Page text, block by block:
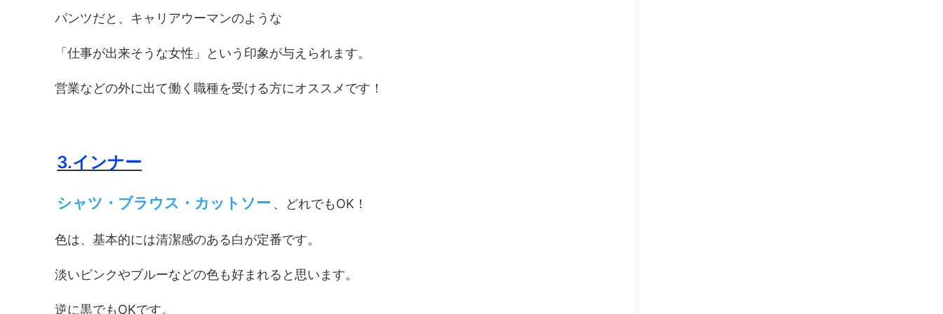
パンツだと、キャリアウーマンのような
「仕事が出来そうな女性」という印象が与えられます。
営業などの外に出て働く職種を受ける方にオススメです！
3.インナー
シャツ・ブラウス・カットソー 、どれでもOK！
色は、基本的には清潔感のある白が定番です。
淡いピンクやブルーなどの色も好まれると思います。
逆に黒でもOKです。